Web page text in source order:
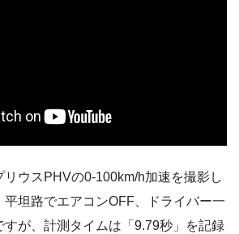
リウスPHVの0-100km/h加速を撮影し
平坦路でエアコンOFF、ドライバー一
が、計測タイムは「9.79秒」を記録